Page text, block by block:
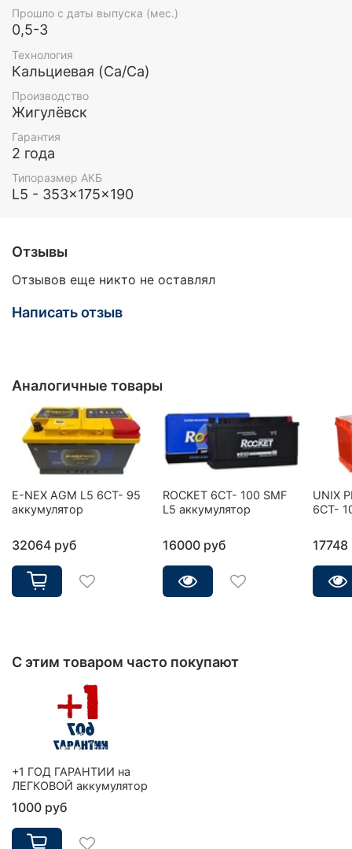
Прошло с даты выпуска (мес.)
0,5-3
Технология
Кальциевая (Ca/Ca)
Производство
Жигулёвск
Гарантия
2 года
Типоразмер АКБ
L5 - 353x175x190
Отзывы
Отзывов еще никто не оставлял
Написать отзыв
Аналогичные товары
E-NEX AGM L5 6CT- 95
аккумулятор
32064 руб
ROCKET 6CT- 100 SMF
L5 аккумулятор
16000 руб
UNIX
6СТ-
С этим товаром часто покупают
+1 ГОД ГАРАНТИИ на
ЛЕГКОВОЙ аккумулятор
1000 руб